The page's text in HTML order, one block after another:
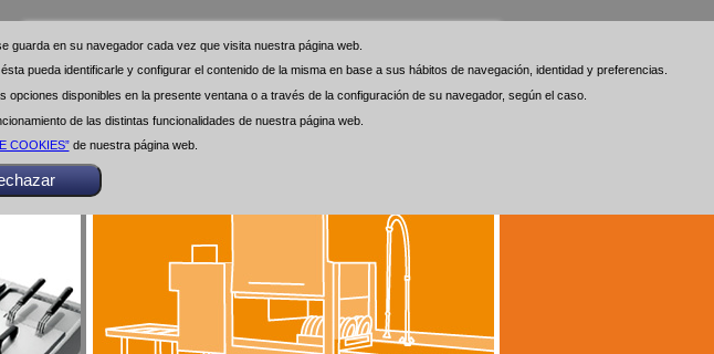
guarda en su navegador cada vez que visita nuestra página web.
pueda identificarle y configurar el contenido de la misma en base a sus hábitos de navegación, identidad y preferencias.
disponibles en la presente ventana o a través de la configuración de su navegador, según el caso.
de las distintas funcionalidades de nuestra página web.
COOKIES”de nuestra página web.
guarda en su navegador cada vez que visita nuestra página web.
pueda identificarle y configurar el contenido de la misma en base a sus hábitos de navegación, identidad y preferencias.
disponibles en la presente ventana o a través de la configuración de su navegador, según el caso.
de las distintas funcionalidades de nuestra página web.
COOKIES”de nuestra página web.
Buscar